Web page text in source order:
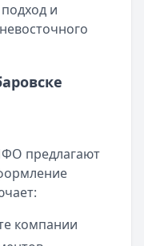
и
предлагают
компании